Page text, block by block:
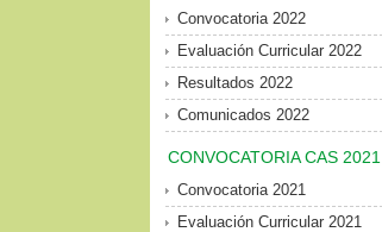
Convocatoria 2022
Evaluación Curricular 2022
Resultados 2022
Comunicados 2022
CONVOCATORIA CAS 2021
Convocatoria 2021
Evaluación Curricular 2021